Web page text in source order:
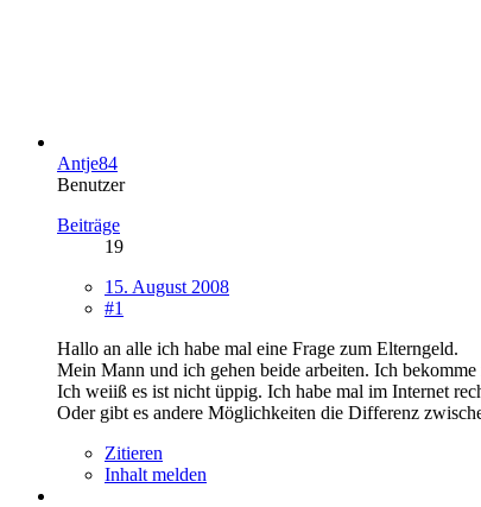
Antje84
Benutzer
Beiträge
19
15. August 2008
#1
Hallo an alle ich habe mal eine Frage zum Elterngeld.
Mein Mann und ich gehen beide arbeiten. Ich
Ich weiiß es ist nicht üppig. Ich habe mal im Internet
Oder gibt es andere Möglichkeiten die Differenz
Zitieren
Inhalt melden